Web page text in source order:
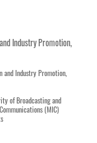
Industry Promotion,
and Industry Promotion,
of Broadcasting and
(MIC)